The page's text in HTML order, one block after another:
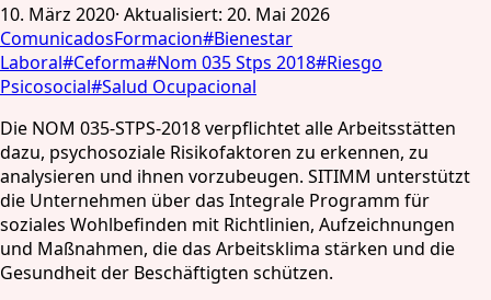
10. März 2020· Aktualisiert: 20. Mai 2026
ComunicadosFormacion#Bienestar
Laboral#Ceforma#Nom 035 Stps 2018#Riesgo
Psicosocial#Salud Ocupacional
Die NOM 035-STPS-2018 verpflichtet alle Arbeitsstätten
dazu, psychosoziale Risikofaktoren zu erkennen, zu
analysieren und ihnen vorzubeugen. SITIMM unterstützt
die Unternehmen über das Integrale Programm für
soziales Wohlbefinden mit Richtlinien, Aufzeichnungen
und Maßnahmen, die das Arbeitsklima stärken und die
Gesundheit der Beschäftigten schützen.